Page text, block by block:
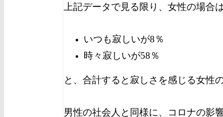
上記データで見る限り、女性の場合
いつも寂しいが8％
時々寂しいが58％
と、合計すると寂しさを感じる女性
男性の社会人と同様に、コロナの影